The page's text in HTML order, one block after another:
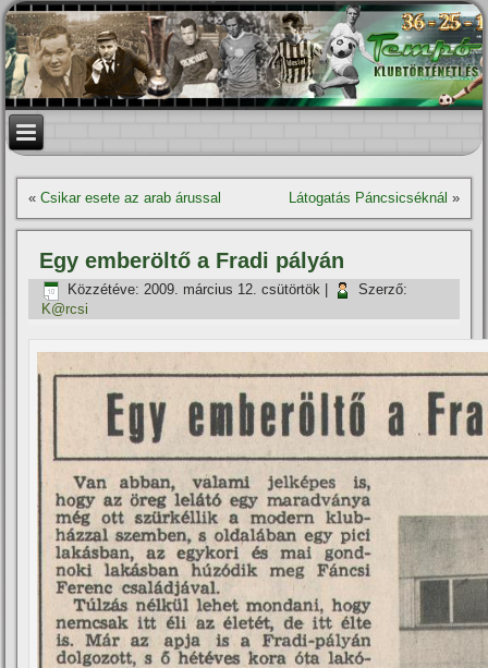
«Csikar esete az arab árussal Látogatás Páncsicséknál »
Egy emberöltő a Fradi pályán
Közzétéve: 2009. március 12. csütörtök
Szerző:
K@rcsi